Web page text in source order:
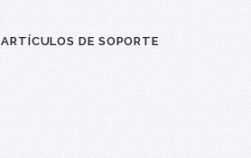
ARTÍCULOS DE SOPORTE